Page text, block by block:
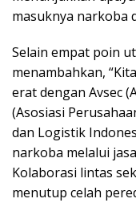
masuknya narkoba
Selain empat poin
menambahkan,
erat dengan Avsec
(Asosiasi
dan Logistik
narkoba melalui
Kolaborasi lintas
menutup celah